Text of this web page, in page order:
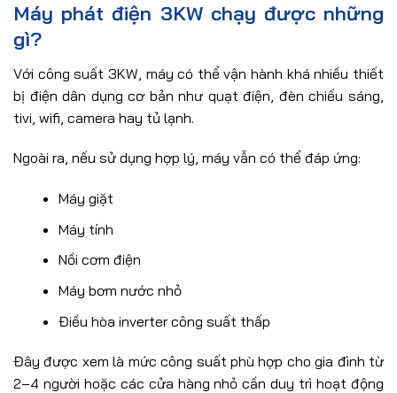
Máy phát điện 3KW chạy được những
gì?
Với công suất 3KW, máy có thể vận hành khá nhiều thiết
bị điện dân dụng cơ bản như quạt điện, đèn chiếu sáng,
tivi, wifi, camera hay tủ lạnh.
Ngoài ra, nếu sử dụng hợp lý, máy vẫn có thể đáp ứng:
Máy giặt
Máy tính
Nồi cơm điện
Máy bơm nước nhỏ
Điều hòa inverter công suất thấp
Đây được xem là mức công suất phù hợp cho gia đình từ
2–4 người hoặc các cửa hàng nhỏ cần duy trì hoạt động